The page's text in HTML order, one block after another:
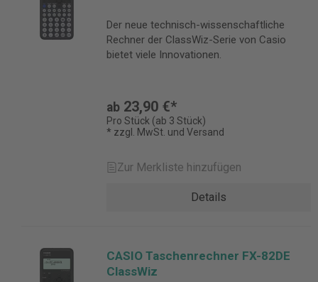
Der neue technisch-wissenschaftliche
Rechner der ClassWiz-Serie von Casio
bietet viele Innovationen.
ab 23,90 €*
Pro Stück (ab 3 Stück)
* zzgl. MwSt. und Versand
Zur Merkliste hinzufügen
Details
CASIO Taschenrechner FX-82DE
ClassWiz